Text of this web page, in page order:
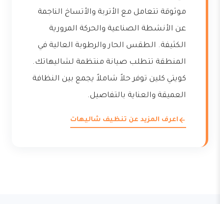
موثوقة تتعامل مع الأتربة والأتساخ الناجمة
عن الأنشطة الصناعية والحركة المرورية
الكثيفة. الطقس الحار والرطوبة العالية في
المنطقة تتطلب صيانة منتظمة لشاليهاتك.
كويتي كلين توفر حلاً شاملاً يجمع بين النظافة
العميقة والعناية بالتفاصيل.
اعرف المزيد عن تنظيف شاليهات